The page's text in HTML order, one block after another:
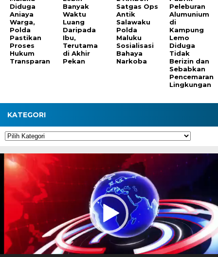
Diduga
Aniaya
Warga,
Polda
Pastikan
Proses
Hukum
Transparan
Banyak
Waktu
Luang
Daripada
Ibu,
Terutama
di Akhir
Pekan
Satgas Ops
Antik
Salawaku
Polda
Maluku
Sosialisasi
Bahaya
Narkoba
Peleburan
Alumunium
di
Kampung
Lemo
Diduga
Tidak
Berizin dan
Sebabkan
Pencemaran
Lingkungan
KATEGORI
Kategori
Pemutar
Video